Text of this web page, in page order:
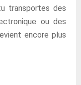
transportes des
ou des
encore plus